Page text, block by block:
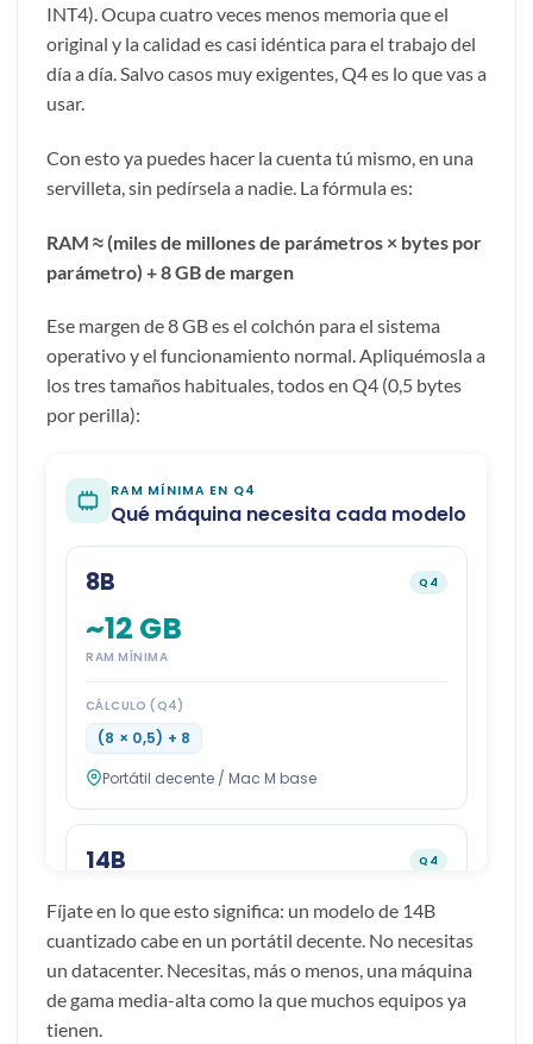
INT4). Ocupa cuatro veces menos memoria que el
original y la calidad es casi idéntica para el trabajo del
día a día. Salvo casos muy exigentes, Q4 es lo que vas a
usar.
Con esto ya puedes hacer la cuenta tú mismo, en una
servilleta, sin pedírsela a nadie. La fórmula es:
RAM ≈ (miles de millones de parámetros × bytes por
parámetro) + 8 GB de margen
Ese margen de 8 GB es el colchón para el sistema
operativo y el funcionamiento normal. Apliquémosla a
los tres tamaños habituales, todos en Q4 (0,5 bytes
por perilla):
Fíjate en lo que esto significa: un modelo de 14B
cuantizado cabe en un portátil decente. No necesitas
un datacenter. Necesitas, más o menos, una máquina
de gama media-alta como la que muchos equipos ya
tienen.